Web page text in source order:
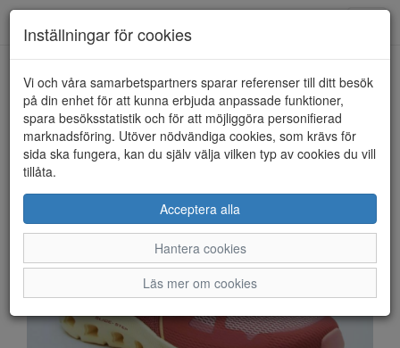
HEM SKECHERS
Inställningar för cookies
Vi och våra samarbetspartners sparar referenser till ditt besök
på din enhet för att kunna erbjuda anpassade funktioner,
spara besöksstatistik och för att möjliggöra personifierad
marknadsföring. Utöver nödvändiga cookies, som krävs för
sida ska fungera, kan du själv välja vilken typ av cookies du vill
tillåta.
Acceptera alla
Hantera cookies
Läs mer om cookies